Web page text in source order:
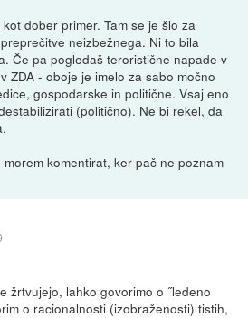
dober primer. Tam se je šlo za
neizbežnega. Ni to bila
Če pa pogledaš teroristične napade v
ZDA - oboje je imelo za sabo močno
gospodarske in politične. Vsaj eno
(politično). Ne bi rekel, da
komentirat, ker pač ne poznam
žrtvujejo, lahko govorimo o ˝ledeno
o racionalnosti (izobraženosti) tistih,